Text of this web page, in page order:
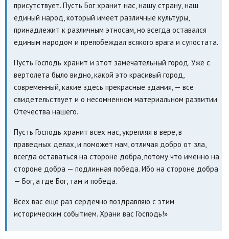
присутствует. Пусть Бог хранит нас, нашу страну, наш
единый народ, который имеет различные культуры,
принадлежит к различным этносам, но всегда оставался
единым народом и препобеждал всякого врага и супостата.
Пусть Господь хранит и этот замечательный город. Уже с
вертолета было видно, какой это красивый город,
современный, какие здесь прекрасные здания, — все
свидетельствует и о несомненном материальном развитии
Отечества нашего.
Пусть Господь хранит всех нас, укрепляя в вере, в
праведных делах, и поможет нам, отличая добро от зла,
всегда оставаться на стороне добра, потому что именно на
стороне добра — подлинная победа. Ибо на стороне добра
— Бог, а где Бог, там и победа.
Всех вас еще раз сердечно поздравляю с этим
историческим событием. Храни вас Господь!»